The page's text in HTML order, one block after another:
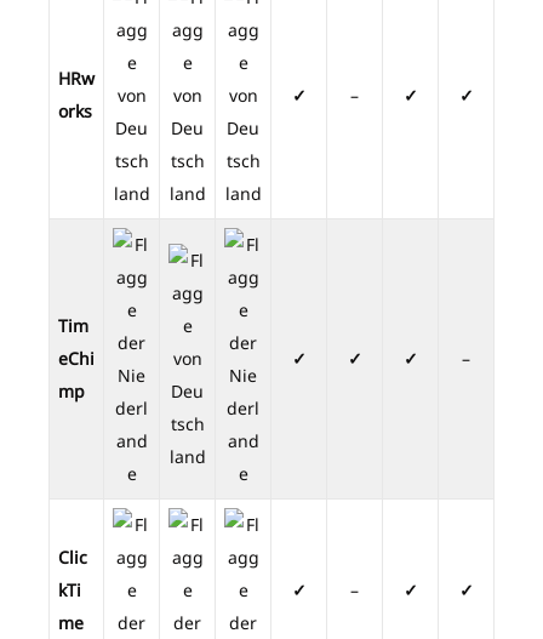
HRw
orks
✓ – ✓ ✓
Tim
eChi
mp
✓ ✓ ✓ –
Clic
kTi
me
✓ – ✓ ✓